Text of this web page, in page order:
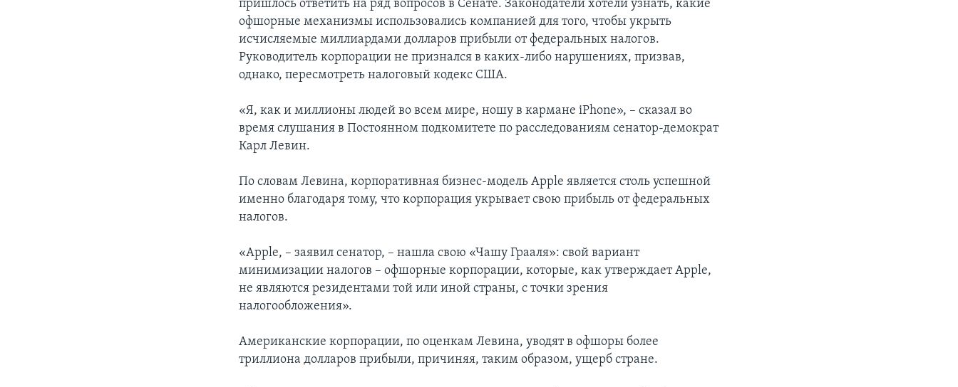
пришлось ответить на ряд вопросов в Сенате. Законодатели хотели узнать, какие
офшорные механизмы использовались компанией для того, чтобы укрыть
исчисляемые миллиардами долларов прибыли от федеральных налогов.
Руководитель корпорации не признался в каких-либо нарушениях, призвав,
однако, пересмотреть налоговый кодекс США.
«Я, как и миллионы людей во всем мире, ношу в кармане iPhone», – сказал во
время слушания в Постоянном подкомитете по расследованиям сенатор-демократ
Карл Левин.
По словам Левина, корпоративная бизнес-модель Apple является столь успешной
именно благодаря тому, что корпорация укрывает свою прибыль от федеральных
налогов.
«Apple, – заявил сенатор, – нашла свою «Чашу Грааля»: свой вариант
минимизации налогов – офшорные корпорации, которые, как утверждает Apple,
не являются резидентами той или иной страны, с точки зрения
налогообложения».
Американские корпорации, по оценкам Левина, уводят в офшоры более
триллиона долларов прибыли, причиняя, таким образом, ущерб стране.